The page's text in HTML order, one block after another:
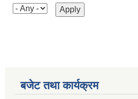
बजेट तथा कार्यक्रम